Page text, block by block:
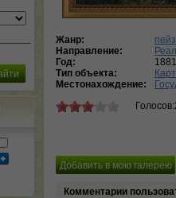
Жанр:
Направление:
Год:
1881
Тип объекта:
Местонахождение:
Комментарии